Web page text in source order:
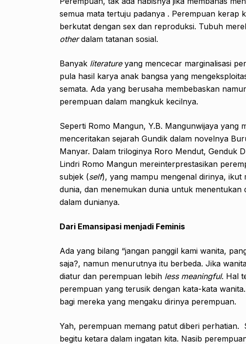
semua mata tertuju padanya . Perempuan kerap
berkutat dengan sex dan reproduksi. Tubuh
otherdalam tatanan sosial.
Banyak literatureyang mencecar marginalisasi
pula hasil karya anak bangsa yang
semata. Ada yang berusaha membebaskan
perempuan dalam mangkuk kecilnya.
Seperti Romo Mangun, Y.B. Mangunwijaya yang
menceritakan sejarah Gundik dalam novelnya
Manyar. Dalam triloginya Roro Mendut, Genduk
Lindri Romo Mangun mereinterprestasikan
subjek (self), yang mampu mengenal dirinya, ikut
dunia, dan menemukan dunia untuk menentukan
dalam dunianya.
Dari Emansipasi menjadi Feminis
Ada yang bilang “jangan panggil kami wanita,
saja?, namun menurutnya itu berbeda. Jika
diatur dan perempuan lebih less meaningful. Hal
perempuan yang terusik dengan kata-kata
bagi mereka yang mengaku dirinya perempuan.
Yah, perempuan memang patut diberi
begitu ketara dalam ingatan kita. Nasib